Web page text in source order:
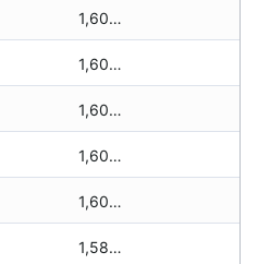
1,600 zł
1,600 zł
1,600 zł
1,600 zł
1,600 zł
1,580 zł